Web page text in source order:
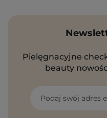
Pielęgnacyjne
beauty
Podaj swój adres